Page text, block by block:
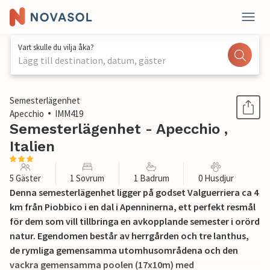
Vart skulle du vilja åka?
Lägg till destination, datum, gäster
1 / 39
Semesterlägenhet
Apecchio
IMM419
Semesterlägenhet - Apecchio ,
Italien
5 Gäster 1 Sovrum 1 Badrum 0 Husdjur
Denna semesterlägenhet ligger på godset Valguerriera ca 4
km från Piobbico i en dal i Apenninerna, ett perfekt resmål
för dem som vill tillbringa en avkopplande semester i orörd
natur. Egendomen består av herrgården och tre lanthus,
de rymliga gemensamma utomhusområdena och den
vackra gemensamma poolen (17x10m) med